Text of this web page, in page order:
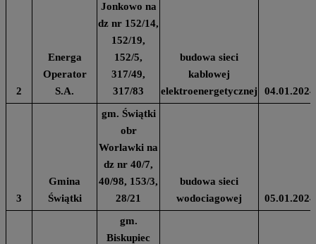
2
Energa
Operator
S.A.
Jonkowo na
dz nr 152/14,
152/19,
152/5,
317/49,
317/83
budowa sieci
kablowej
elektroenergetycznej
04.01.2024
3
Gmina
Świątki
gm. Świątki
obr
Worlawki na
dz nr 40/7,
40/98, 153/3,
28/21
budowa sieci
wodociagowej
05.01.2024
gm.
Biskupiec